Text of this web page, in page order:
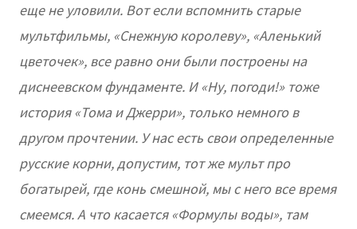
еще не уловили. Вот если вспомнить старые
мультфильмы, «Снежную королеву», «Аленький
цветочек», все равно они были построены на
диснеевском фундаменте. И «Ну, погоди!» тоже
история «Тома и Джерри», только немного в
другом прочтении. У нас есть свои определенные
русские корни, допустим, тот же мульт про
богатырей, где конь смешной, мы с него все время
смеемся. А что касается «Формулы воды», там